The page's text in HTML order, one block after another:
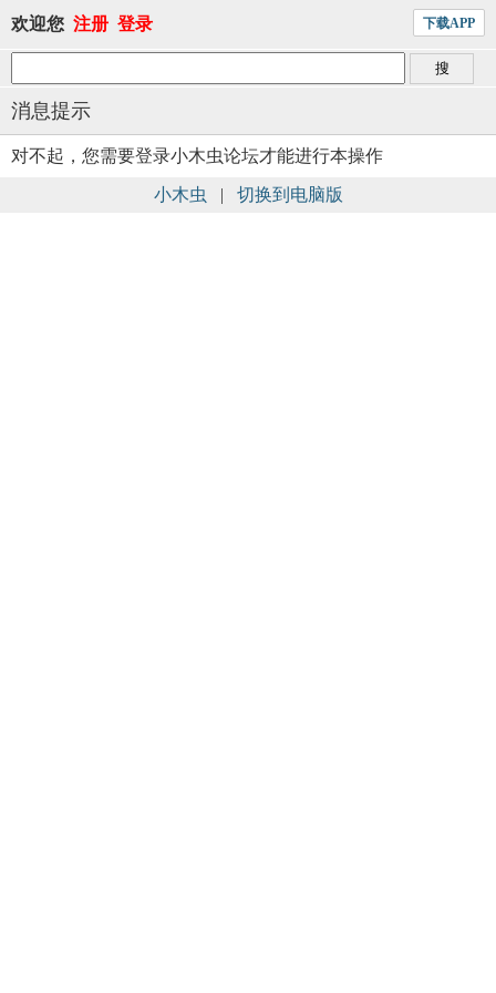
欢迎您 注册 登录 下载APP
消息提示
对不起，您需要登录小木虫论坛才能进行本操作
小木虫 | 切换到电脑版